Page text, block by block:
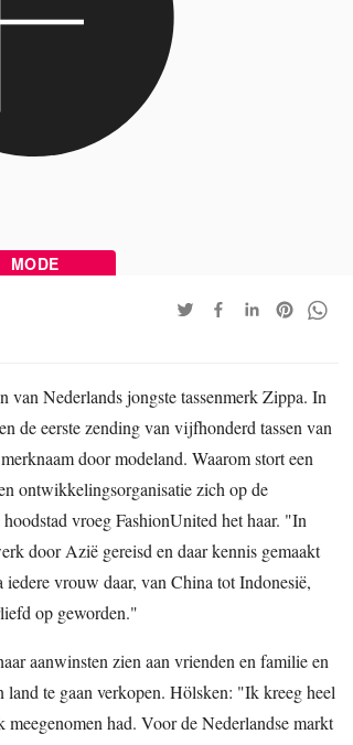
MODE
Nederlands jongste tassenmerk Zippa. In
de eerste zending van vijfhonderd tassen van
door modeland. Waarom stort een
ontwikkelingsorganisatie zich op de
vroeg FashionUnited het haar. "In
door Azië gereisd en daar kennis gemaakt
vrouw daar, van China tot Indonesië,
op geworden."
aanwinsten zien aan vrienden en familie en
land te gaan verkopen. Hölsken: "Ik kreeg heel
meegenomen had. Voor de Nederlandse markt